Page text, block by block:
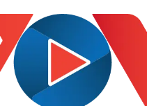
Việt Nam
Phân tích